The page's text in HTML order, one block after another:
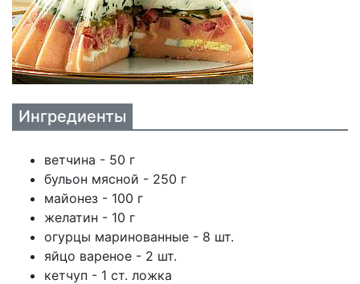
Ингредиенты
ветчина - 50 г
бульон мясной - 250 г
майонез - 100 г
желатин - 10 г
огурцы маринованные - 8 шт.
яйцо вареное - 2 шт.
кетчуп - 1 ст. ложка